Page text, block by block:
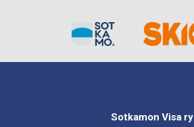
Sotkamon Visa ry